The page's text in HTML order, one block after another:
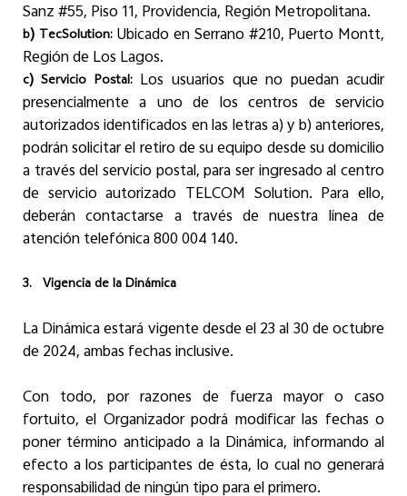
Sanz #55, Piso 11, Providencia, Región Metropolitana.
b) TecSolution: Ubicado en Serrano #210, Puerto Montt,
Región de Los Lagos.
c)Servicio Postal: Los usuarios que no puedan acudir
presencialmente a uno de los centros de servicio
autorizados identificados en las letras a) y b) anteriores,
podrán solicitar el retiro de su equipo desde su domicilio
a través del servicio postal, para ser ingresado al centro
de servicio autorizado TELCOM Solution. Para ello,
deberán contactarse a través de nuestra línea de
atención telefónica 800 004 140.
3. Vigencia de la Dinámica
La Dinámica estará vigente desde el 23 al 30 de octubre
de 2024, ambas fechas inclusive.
Con todo, por razones de fuerza mayor o caso
fortuito, el Organizador podrá modificar las fechas o
poner término anticipado a la Dinámica, informando al
efecto a los participantes de ésta, lo cual no generará
responsabilidad de ningún tipo para el primero.